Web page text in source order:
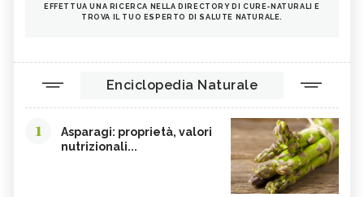
EFFETTUA UNA RICERCA NELLA DIRECTORY DI CURE-NATURALI E
TROVA IL TUO ESPERTO DI SALUTE NATURALE.
Enciclopedia Naturale
1
Asparagi: proprietà, valori
nutrizionali...